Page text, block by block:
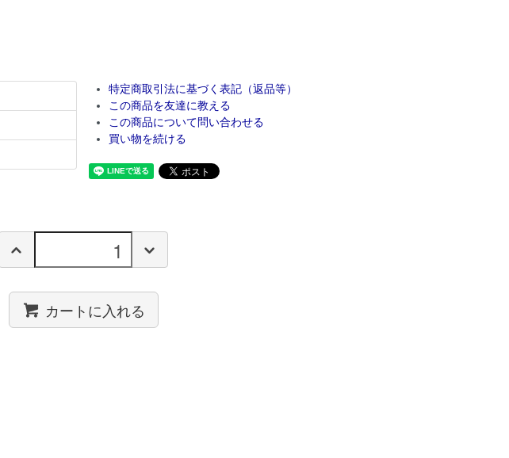
特定商取引法に基づく表記（返品等）
この商品を友達に教える
この商品について問い合わせる
買い物を続ける
カートに入れる